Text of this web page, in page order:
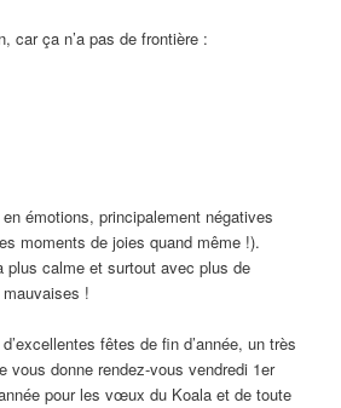
car ça n’a pas de frontière :
émotions, principalement négatives
moments de joies quand même !).
plus calme et surtout avec plus de
!
fêtes de fin d’année, un très
vous donne rendez-vous vendredi 1er
pour les vœux du Koala et de toute